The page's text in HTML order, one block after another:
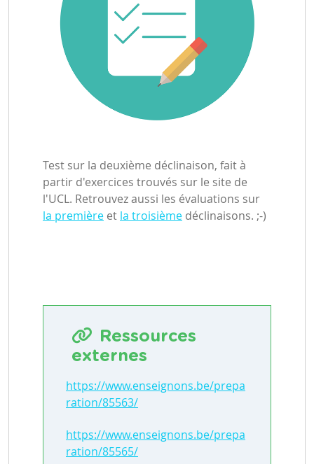
Test sur la deuxième déclinaison, fait à
partir d'exercices trouvés sur le site de
l'UCL. Retrouvez aussi les évaluations sur
la première et la troisième déclinaisons. ;-)
Ressources
externes
https://www.enseignons.be/prepa
ration/85563/
https://www.enseignons.be/prepa
ration/85565/